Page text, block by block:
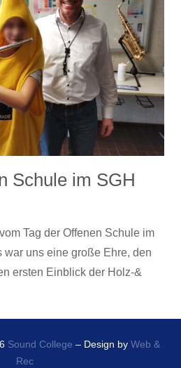
Schule im SGH
Tag der Offenen Schule im
war uns eine große Ehre, den
ersten Einblick der Holz-&
Sound College – Design by Web &
Rec